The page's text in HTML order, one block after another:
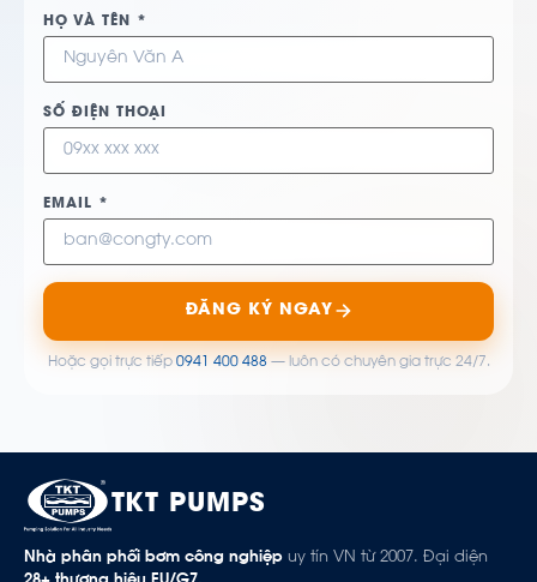
HỌ VÀ TÊN *
SỐ ĐIỆN THOẠI
EMAIL *
ĐĂNG KÝ NGAY
Hoặc gọi trực tiếp 0941 400 488— luôn có chuyên gia trực 24/7.
TKT PUMPS
Nhà phân phối bơm công nghiệp uy tín VN từ 2007. Đại diện